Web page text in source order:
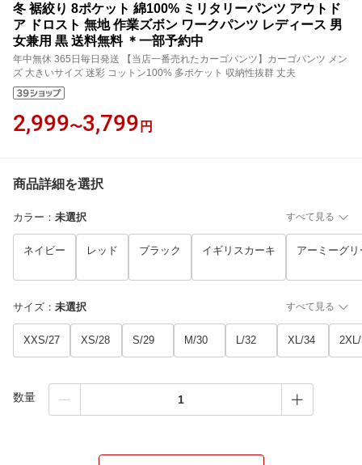
冬 裾絞り 8ポケット 綿100% ミリタリーパンツ アウトド
ア ドロスト 無地 作業ズボン ワークパンツ レディース 男
女兼用 黒 送料無料 ＊一部予約中
年中無休 365日毎日発送 【当店一番売れたカーゴパンツ】カーゴパンツ メン
ズ 大きいサイズ 迷彩 コットン100% 多ポケット 収納性抜群 丈夫
2,999〜3,799 円
商品詳細を選択
カラー ： 未選択 すべて見る
ネイビー レッド ブラック イギリスカーキ アーミーグリ
サイズ ： 未選択 すべて見る
XXS/27 XS/28 S/29 M/30 L/32 XL/34
数量